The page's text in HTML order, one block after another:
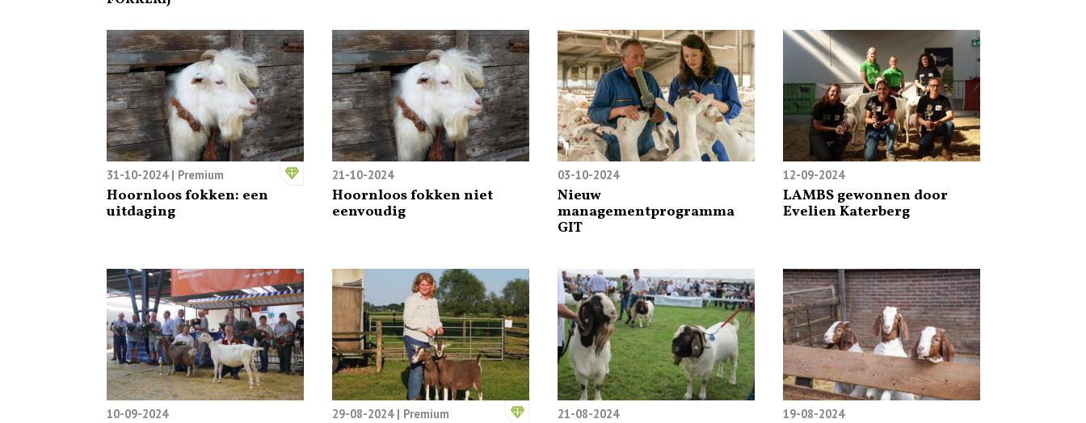
31-10-2024| Premium
Hoornloos fokken: een
uitdaging
21-10-2024
Hoornloos fokken niet
eenvoudig
03-10-2024
Nieuw
managementprogramma
GIT
12-09-2024
LAMBS gewonnen door
Evelien Katerberg
10-09-2024 29-08-2024| Premium 21-08-2024 19-08-2024